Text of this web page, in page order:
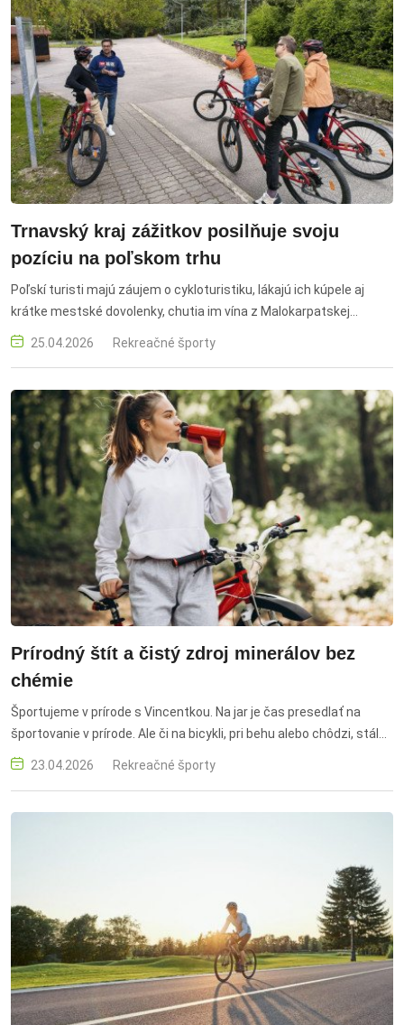
aktívny životný štýl, oblečenie do dažďa, trekking
Trnavský kraj zážitkov posilňuje svoju
pozíciu na poľskom trhu
Poľskí turisti majú záujem o cykloturistiku, lákajú ich kúpele aj
krátke mestské dovolenky, chutia im vína z Malokarpatskej
vinohradníckej oblasti. Do Trnavského kraja prichádzajú čoraz
25.04.2026 Rekreačné športy
Prírodný štít a čistý zdroj minerálov bez
chémie
Športujeme v prírode s Vincentkou. Na jar je čas presedlať na
športovanie v prírode. Ale či na bicykli, pri behu alebo chôdzi, stále
majte poruke Vincentku. Ak nie ste alergik, zíde sa vám na
doplnenie minerálov po športovom výkone. Ak ste alergik, okrem
23.04.2026 Rekreačné športy